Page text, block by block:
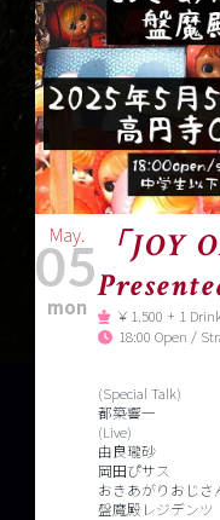
May.
05
mon
「JOY
￥1.500 + 1
18:00 Open /
(Special Talk)
都築響一
(Live)
由良瓏砂
岡田ぴサス
おきあがりおじさ
盤魔殿レジデンツ